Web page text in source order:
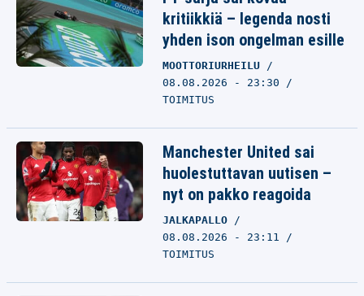
kritiikkiä – legenda nosti
yhden ison ongelman esille
MOOTTORIURHEILU
08.08.2026 - 23:30
TOIMITUS
Manchester United sai
huolestuttavan uutisen –
nyt on pakko reagoida
JALKAPALLO
08.08.2026 - 23:11
TOIMITUS